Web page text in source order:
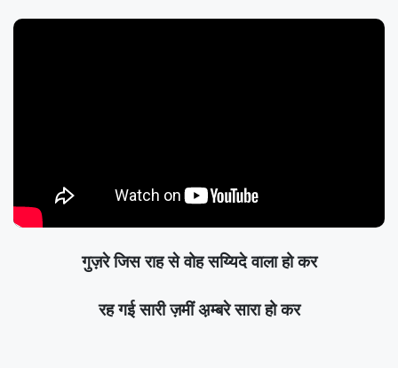
गुज़रे जिस राह से वोह सय्यिदे वाला हो कर
रह गई सारी ज़मीं अ़म्बरे सारा हो कर